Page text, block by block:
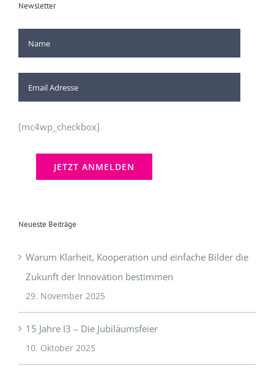
Newsletter
[mc4wp_checkbox]
Neueste Beiträge
Warum Klarheit, Kooperation und einfache Bilder die
Zukunft der Innovation bestimmen
29. November 2025
15 Jahre I3 – Die Jubiläumsfeier
10. Oktober 2025